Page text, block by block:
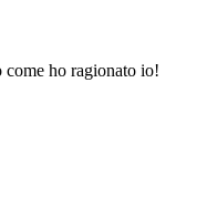
come ho ragionato io!